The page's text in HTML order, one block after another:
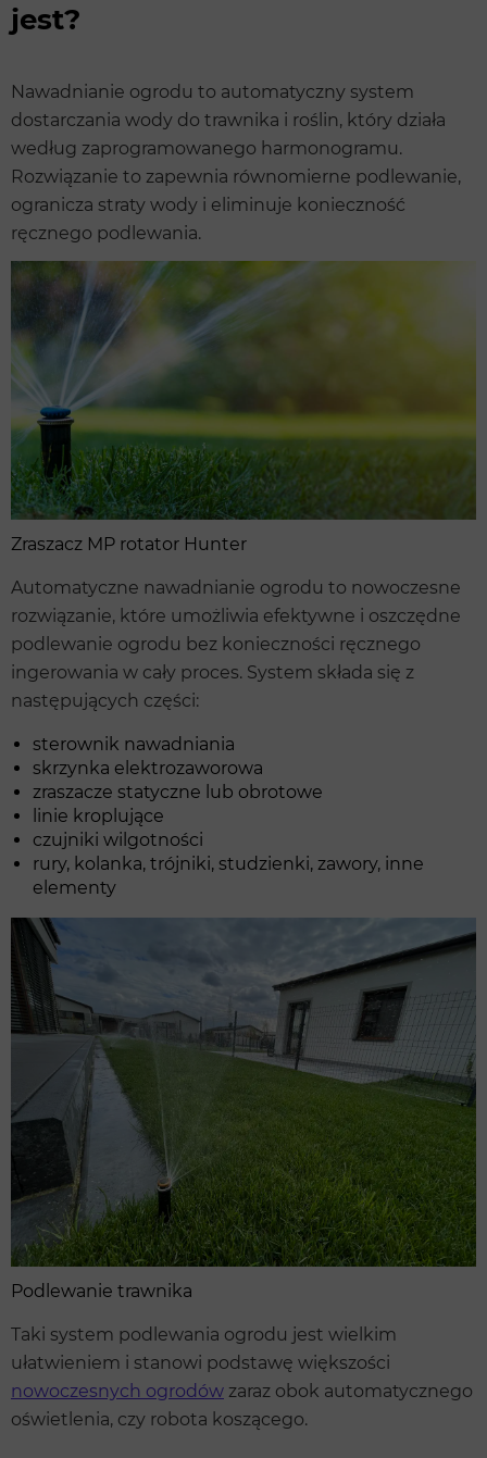
jest?
Nawadnianie ogrodu to automatyczny system
dostarczania wody do trawnika i roślin, który działa
według zaprogramowanego harmonogramu.
Rozwiązanie to zapewnia równomierne podlewanie,
ogranicza straty wody i eliminuje konieczność
ręcznego podlewania.
Zraszacz MP rotator Hunter
Automatyczne nawadnianie ogrodu to nowoczesne
rozwiązanie, które umożliwia efektywne i oszczędne
podlewanie ogrodu bez konieczności ręcznego
ingerowania w cały proces. System składa się z
następujących części:
sterownik nawadniania
skrzynka elektrozaworowa
zraszacze statyczne lub obrotowe
linie kroplujące
czujniki wilgotności
rury, kolanka, trójniki, studzienki, zawory, inne
elementy
Podlewanie trawnika
Taki system podlewania ogrodu jest wielkim
ułatwieniem i stanowi podstawę większości
nowoczesnych ogrodów zaraz obok automatycznego
oświetlenia, czy robota koszącego.